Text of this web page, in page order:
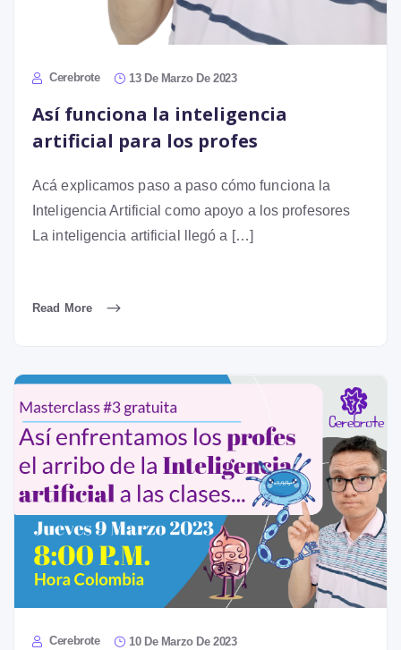
Cerebrote 13 De Marzo De 2023
Así funciona la inteligencia
artificial para los profes
Acá explicamos paso a paso cómo funciona la
Inteligencia Artificial como apoyo a los profesores
La inteligencia artificial llegó a […]
Read More
Cerebrote 10 De Marzo De 2023